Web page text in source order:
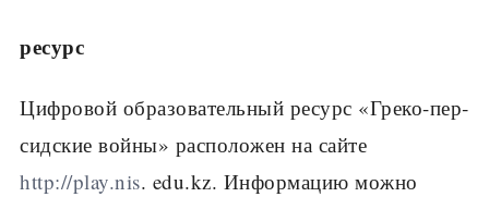
ресурс
Цифровой образовательный ресурс «Греко-пер­
сидские войны» расположен на сайте
http://play.nis. edu.kz. Информацию можно